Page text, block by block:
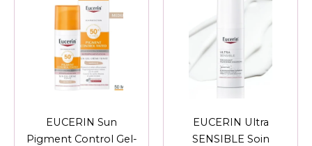
EUCERIN Sun
Pigment Control Gel-
EUCERIN Ultra
SENSIBLE Soin